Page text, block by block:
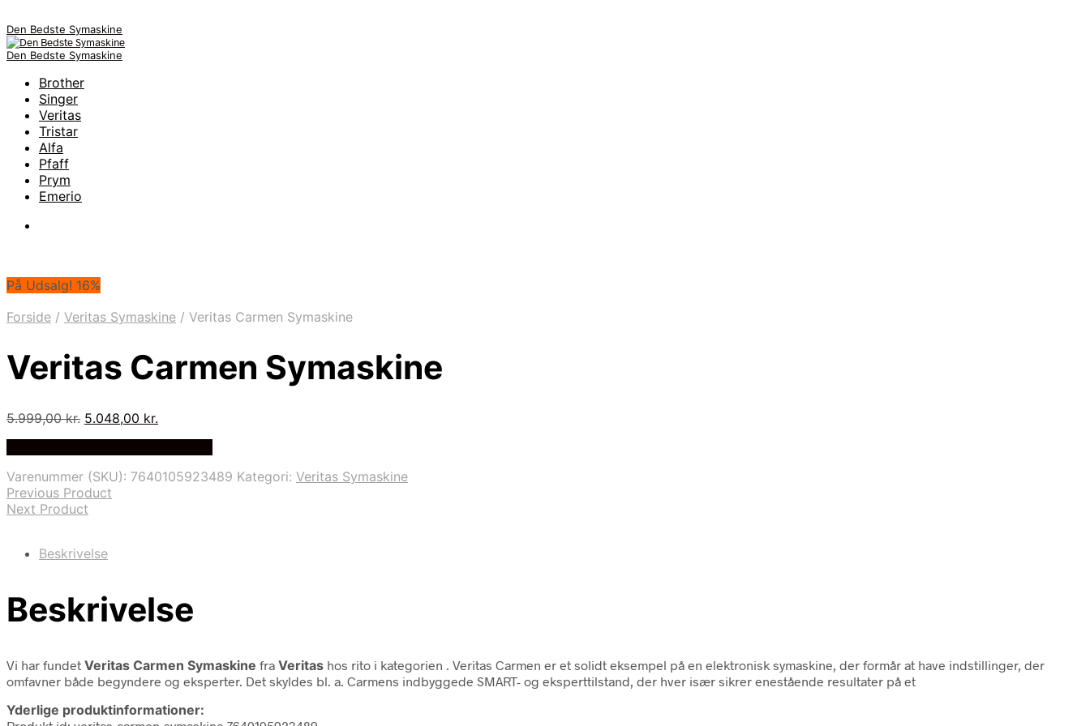
Den Bedste Symaskine
Den Bedste Symaskine
Brother
Singer
Veritas
Tristar
Alfa
Pfaff
Prym
Emerio
På Udsalg! 16%
Forside / Veritas Symaskine / Veritas Carmen Symaskine
Veritas Carmen Symaskine
5.999,00kr. Den
5.999,00 kr..
5.048,00 kr.
5.048,00 kr..
Varenummer (SKU): 7640105923489 Kategori: Veritas Symaskine
Previous Product
Next Product
Beskrivelse
Beskrivelse
Vi har fundet Veritas Carmen Symaskine fra Veritas hos rito i kategorien
. Veritas Carmen er et solidt eksempel på en elektronisk symaskine, der formår at have indstillinger, der
omfavner både begyndere og eksperter. Det skyldes bl. a. Carmens indbyggede SMART- og eksperttilstand, der hver især sikrer enestående resultater på et
Yderlige produktinformationer: